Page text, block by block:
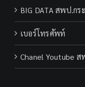
BIG DATA สพป.กร
เบอร์โทรศัพท์
Chanel Youtube ส